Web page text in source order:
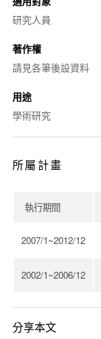
研究人員
著作權
請見各筆後設資料
用途
學術研究
所屬計畫
執行期間
2007/1~2012/12
2002/1~2006/12
分享本文